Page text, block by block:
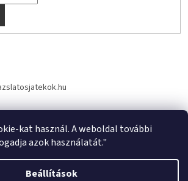
kat használ. A weboldal további
azok használatát."
Beállítások
Shoptet készítette